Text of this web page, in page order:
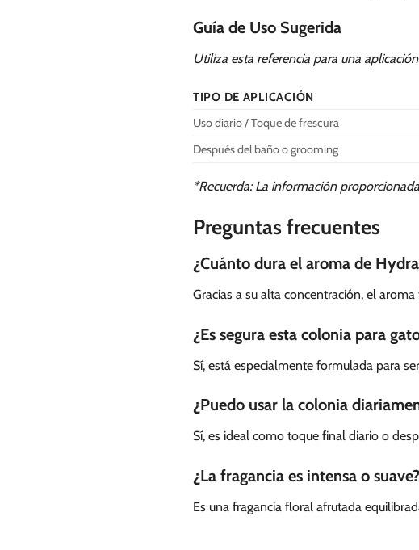
Guía de Uso Sugerida
Utiliza esta referencia para una
TIPO DE APLICACIÓN
Uso diario / Toque de frescura
Después del baño o grooming
*Recuerda: La información
Preguntas frecuentes
¿Cuánto dura el aroma de
Gracias a su alta concentración, el
¿Es segura esta colonia para
Sí, está especialmente formulada para
¿Puedo usar la colonia
Sí, es ideal como toque final diario o
¿La fragancia es intensa o suave?
Es una fragancia floral afrutada